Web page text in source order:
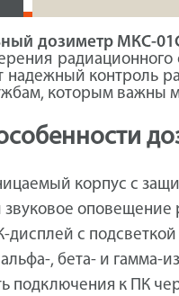
дозиметр МКС-
надежный контроль
которым важны
корпус с
звуковое оповещение
с
, бета- и гамма-
подключения к ПК